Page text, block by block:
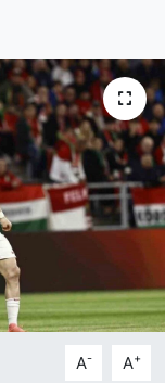
A- A+